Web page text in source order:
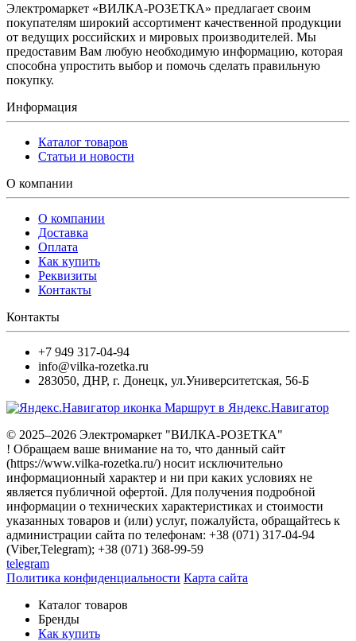
Электромаркет «ВИЛКА-РОЗЕТКА» предлагает своим
покупателям широкий ассортимент качественной продукции
от ведущих российских и мировых производителей. Мы
предоставим Вам любую необходимую информацию, которая
способна упростить выбор и помочь сделать правильную
покупку.
Информация
Каталог товаров
Статьи и новости
О компании
О компании
Доставка
Оплата
Как купить
Реквизиты
Контакты
Контакты
+7 949 317-04-94
info@vilka-rozetka.ru
283050, ДНР, г. Донецк, ул.Университетская, 56-Б
Маршрут в Яндекс.Навигатор
© 2025–2026 Электромаркет "ВИЛКА-РОЗЕТКА"
! Обращаем ваше внимание на то, что данный сайт
(https://www.vilka-rozetka.ru/) носит исключительно
информационный характер и ни при каких условиях не
является публичной офертой. Для получения подробной
информации о технических характеристиках и стоимости
указанных товаров и (или) услуг, пожалуйста, обращайтесь к
администрации сайта по телефонам: +38 (071) 317-04-94
(Viber,Telegram); +38 (071) 368-99-59
telegram
Политика конфиденциальности Карта сайта
Каталог товаров
Бренды
Как купить